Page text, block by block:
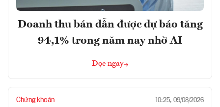
Doanh thu bán dẫn được dự báo tăng
94,1% trong năm nay nhờ AI
Đọc ngay
Chứng khoán 10:25, 09/08/2026